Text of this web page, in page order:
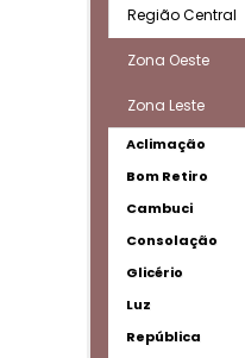
Região Central
Zona Oeste
Zona Leste
Aclimação
Bom Retiro
Cambuci
Consolação
Glicério
Luz
República